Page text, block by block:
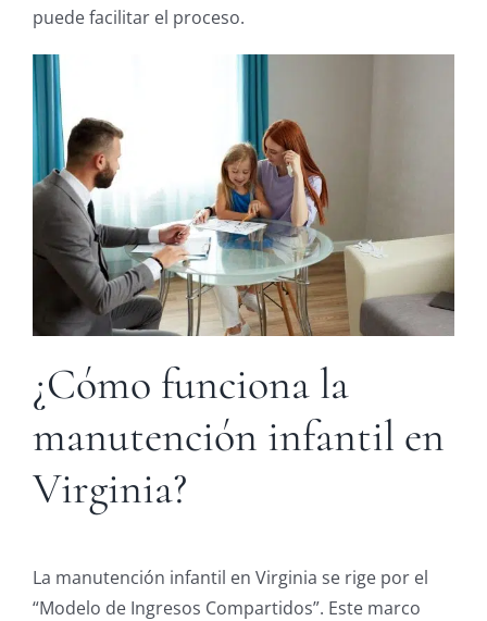
puede facilitar el proceso.
¿Cómo funciona la
manutención infantil en
Virginia?
La manutención infantil en Virginia se rige por el
“Modelo de Ingresos Compartidos”. Este marco